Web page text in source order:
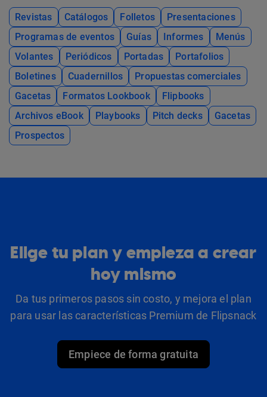
Revistas Catálogos Folletos
Presentaciones
Programas de eventos
Guías Informes
Menús
Volantes
Periódicos Portadas
Portafolios
Boletines
Cuadernillos
Propuestas comerciales
Gacetas
Formatos Lookbook
Flipbooks
Archivos eBook
Playbooks Pitch decks
Gacetas
Prospectos
Elige tu plan y empieza a crear
hoy mismo
Da tus primeros pasos sin costo, y mejora el plan
para usar las características Premium de Flipsnack
Empiece de forma gratuita